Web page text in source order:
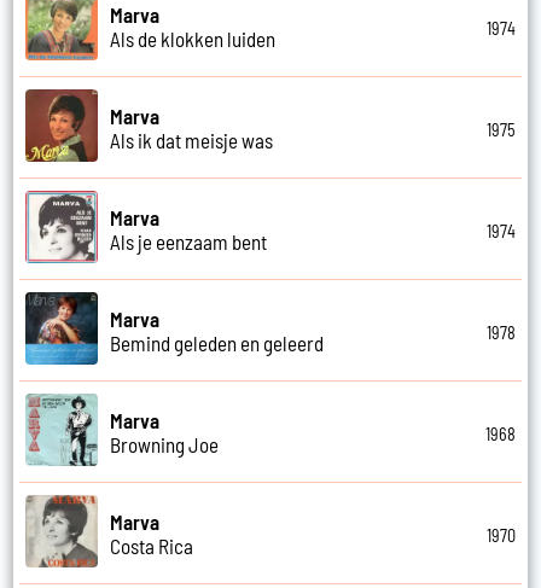
Marva
Als de klokken luiden
1974
Marva
Als ik dat meisje was
1975
Marva
Als je eenzaam bent
1974
Marva
Bemind geleden en geleerd
1978
Marva
Browning Joe
1968
Marva
Costa Rica
1970